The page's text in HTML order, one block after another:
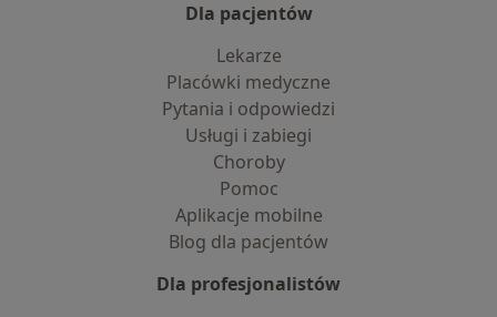
Dla pacjentów
Lekarze
Placówki medyczne
Pytania i odpowiedzi
Usługi i zabiegi
Choroby
Pomoc
Aplikacje mobilne
Blog dla pacjentów
Dla profesjonalistów